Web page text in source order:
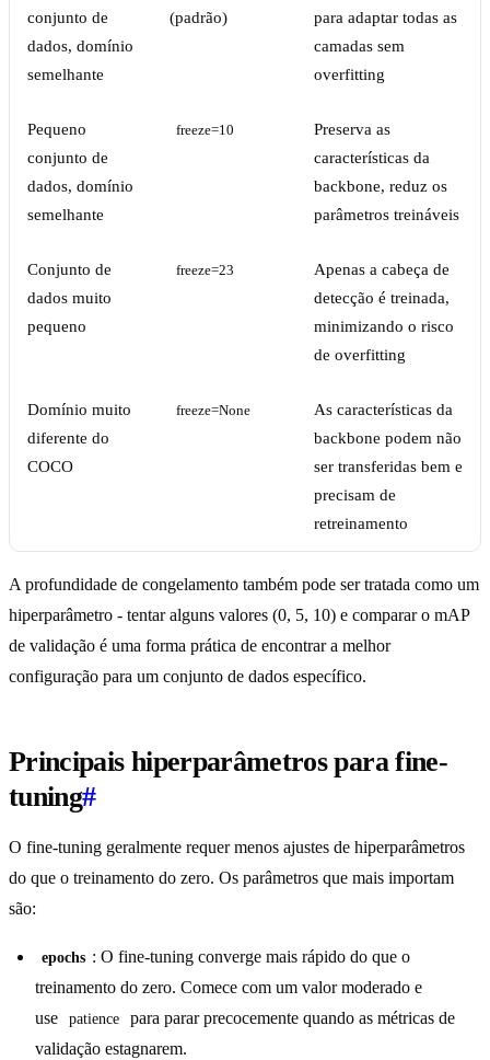
conjunto de
dados, domínio
semelhante
(padrão)
para adaptar todas as
camadas sem
overfitting
Pequeno
conjunto de
dados, domínio
semelhante
freeze=10
Preserva as
características da
backbone, reduz os
parâmetros treináveis
Conjunto de
dados muito
pequeno
freeze=23
Apenas a cabeça de
detecção é treinada,
minimizando o risco
de overfitting
Domínio muito
diferente do
COCO
freeze=None
As características da
backbone podem não
ser transferidas bem e
precisam de
retreinamento
A profundidade de congelamento também pode ser tratada como um
hiperparâmetro - tentar alguns valores (0, 5, 10) e comparar o mAP
de validação é uma forma prática de encontrar a melhor
configuração para um conjunto de dados específico.
Principais hiperparâmetros para fine-
tuning#
O fine-tuning geralmente requer menos ajustes de hiperparâmetros
do que o treinamento do zero. Os parâmetros que mais importam
são:
epochs : O fine-tuning converge mais rápido do que o
treinamento do zero. Comece com um valor moderado e
use
patience
para parar precocemente quando as métricas de
validação estagnarem.